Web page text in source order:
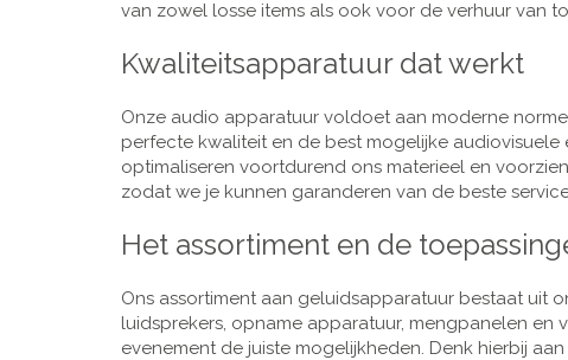
van zowel losse items als ook voor de verhuur van
Kwaliteitsapparatuur dat werkt
Onze audio apparatuur voldoet aan moderne
perfecte kwaliteit en de best mogelijke
optimaliseren voortdurend ons materieel en
zodat we je kunnen garanderen van de beste
Het assortiment en de
Ons assortiment aan geluidsapparatuur bestaat uit
luidsprekers, opname apparatuur, mengpanelen en
evenement de juiste mogelijkheden. Denk hierbij